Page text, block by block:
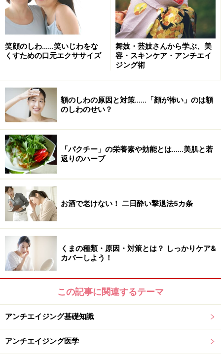
笑顔のしわ……笑いじわをな
くすための口元エクササイズ
舞妓・芸妓さんから学ぶ、美
容・スキンケア・アンチエイ
ジング術
額のしわの原因と対策……「顔が怖い」のは額
のしわのせい？
「パクチー」の栄養素や効能とは……美肌と若
返りのハーブ
お酒で老けない！ 二日酔い撃退法5カ条
くまの種類・原因・対策とは？ しっかりケア&
カバーしよう！
この記事に関連するテーマ
アンチエイジング基礎知識
アンチエイジング医学